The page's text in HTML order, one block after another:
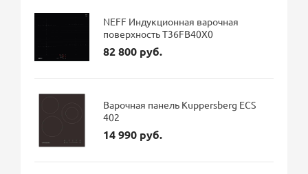
NEFF Индукционная варочная
поверхность T36FB40X0
82 800 руб.
Варочная панель Kuppersberg ECS
402
14 990 руб.